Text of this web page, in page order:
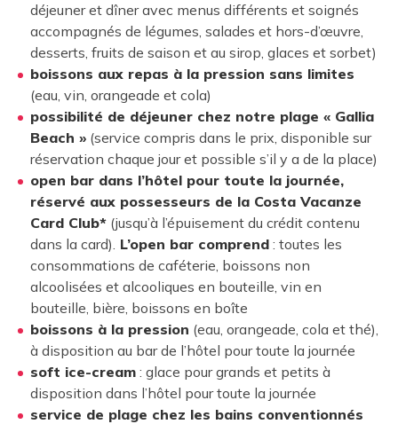
déjeuner et dîner avec menus différents et soignés
accompagnés de légumes, salades et hors-d’œuvre,
desserts, fruits de saison et au sirop, glaces et sorbet)
boissons aux repas à la pression sans limites
(eau, vin, orangeade et cola)
possibilité de déjeuner chez notre plage « Gallia
Beach » (service compris dans le prix, disponible sur
réservation chaque jour et possible s’il y a de la place)
open bar dans l’hôtel pour toute la journée,
réservé aux possesseurs de la Costa Vacanze
Card Club* (jusqu’à l’épuisement du crédit contenu
dans la card). L’open bar comprend : toutes les
consommations de caféterie, boissons non
alcoolisées et alcooliques en bouteille, vin en
bouteille, bière, boissons en boîte
boissons à la pression (eau, orangeade, cola et thé),
à disposition au bar de l’hôtel pour toute la journée
soft ice-cream : glace pour grands et petits à
disposition dans l’hôtel pour toute la journée
service de plage chez les bains conventionnés